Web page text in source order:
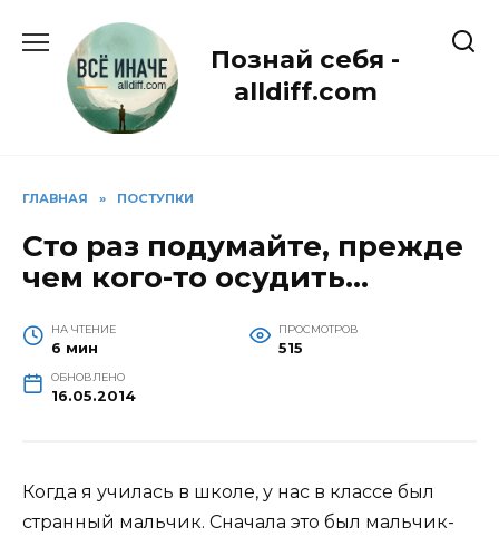
содержанию
Познай себя -
alldiff.com
ГЛАВНАЯ » ПОСТУПКИ
Сто раз подумайте, прежде
чем кого-то осудить…
НА ЧТЕНИЕ
6 мин
ПРОСМОТРОВ
515
ОБНОВЛЕНО
16.05.2014
Когда я училась в школе, у нас в классе был
странный мальчик. Сначала это был мальчик-